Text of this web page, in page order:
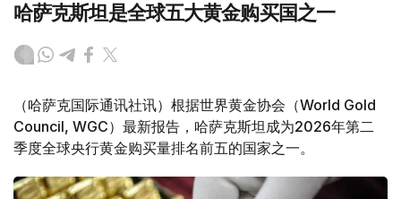
哈萨克斯坦是全球五大黄金购买国之一
（哈萨克国际通讯社讯）根据世界黄金协会（World Gold
Council, WGC）最新报告，哈萨克斯坦成为2026年第二
季度全球央行黄金购买量排名前五的国家之一。